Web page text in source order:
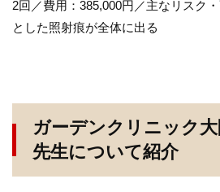
2回／費用：385,000円／主なリスク
とした照射痕が全体に出る
ガーデンクリニック
先生について紹介